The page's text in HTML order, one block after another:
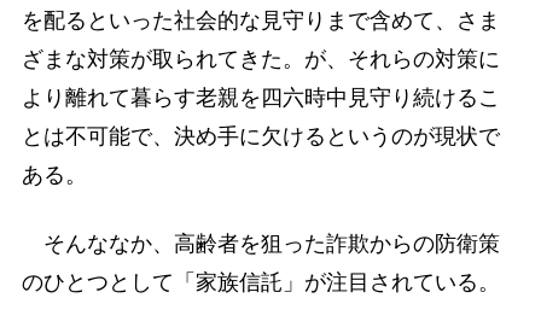
を配るといった社会的な見守りまで含めて、さま
ざまな対策が取られてきた。が、それらの対策に
より離れて暮らす老親を四六時中見守り続けるこ
とは不可能で、決め手に欠けるというのが現状で
ある。
そんななか、高齢者を狙った詐欺からの防衛策
のひとつとして「家族信託」が注目されている。